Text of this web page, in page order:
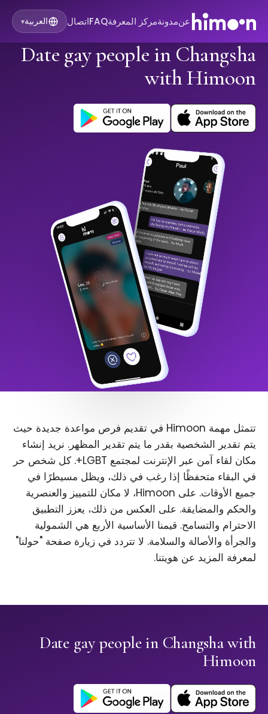
عنمدونةمركز المعرفةFAQاتصال العربية▾
Date gay people in Changsha
with Himoon
تتمثل مهمة Himoon في تقديم فرص مواعدة جديدة حيث
يتم تقدير الشخصية بقدر ما يتم تقدير المظهر. نريد إنشاء
مكان لقاء آمن عبر الإنترنت لمجتمع LGBT+. كل شخص حر
في البقاء متحفظًا إذا رغب في ذلك، ويظل مسيطرًا في
جميع الأوقات. على Himoon، لا مكان للتمييز والعنصرية
والحكم والمضايقة. على العكس من ذلك، يعزز التطبيق
الاحترام والتسامح. قيمنا الأساسية الأربع هي الشمولية
والجرأة والأصالة والسلامة. لا تتردد في زيارة صفحة "حولنا"
لمعرفة المزيد عن هويتنا.
Date gay people in Changsha with
Himoon